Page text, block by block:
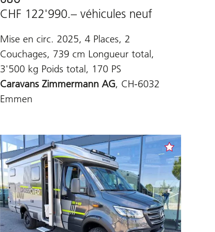
CHF 122'990.– véhicules neuf
Mise en circ. 2025, 4 Places, 2
Couchages, 739 cm Longueur total,
3'500 kg Poids total, 170 PS
Caravans Zimmermann AG, CH-6032
Emmen